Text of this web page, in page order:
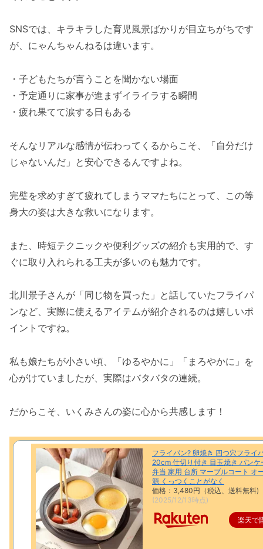
SNSでは、キラキラした育児風景ばかりが目立ちがちです
が、にゃんちゃんねるは違います。
・子どもたちが言うことを聞かない場面
・予定通りに家事が進まずイライラする瞬間
・疲れ果てて涙する日もある
そんなリアルな感情が伝わってくるからこそ、「自分だけ
じゃないんだ」と安心できるんですよね。
完璧を求めすぎて疲れてしまうママたちにとって、この等
身大の姿は大きな救いになります。
また、時短テクニックや便利グッズの紹介も実用的で、す
ぐに取り入れられる工夫が多いのも魅力です。
北川景子さんが「同じ物を買った」と話していたフライパ
ンなど、実際に使えるアイテムが紹介されるのは嬉しいポ
イントですね。
私も娘たちが小さい頃、「ゆるやかに」「まろやかに」を
心がけていましたが、実際はバタバタの連続。
だからこそ、いくみさんの姿に心から共感します！
フライパン? 卵焼き 四つ穴フライ
20cm 仕切り付き 目玉焼き パンケ
弁当 家用 台所 マーブルコート オ
源 くっつくことがなく
価格：3,480円（税込、送料無料)
(2025/12/13時点)
楽天で